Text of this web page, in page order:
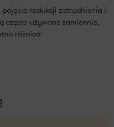
redukcji zatrudnienia i
często używane zamiennie,
różnica: